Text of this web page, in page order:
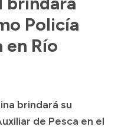
Policía
en Río
brindará su
de Pesca en el